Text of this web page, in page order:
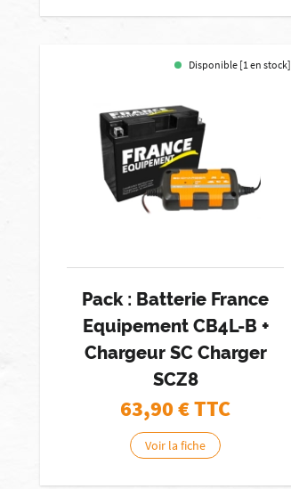
Disponible [1 en stock]
Pack : Batterie France
Equipement CB4L-B +
Chargeur SC Charger
SCZ8
63,90€ TTC
Voir la fiche